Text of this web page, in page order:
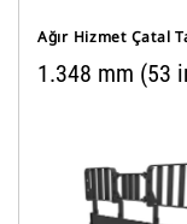
Ağır Hizmet Çatal
1.348 mm (53